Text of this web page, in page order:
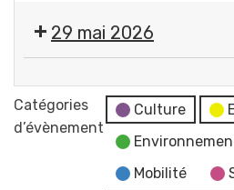
Éclosions
Flo-
M
-
dessinatrice
services
de
la
mairie
et
29 mai 2026
"
Éclosions
Catégories
d’évènement
Culture
Mobilité